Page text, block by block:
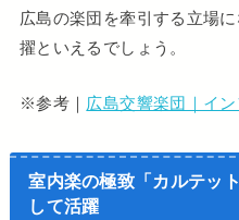
広島の楽団を牽引する立場
擢といえるでしょう。
※参考｜ 広島交響楽団｜イ
室内楽の極致「カルテッ
して活躍